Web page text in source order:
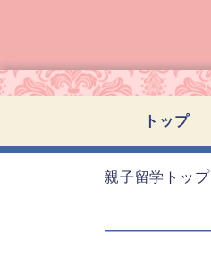
トップ
親子留学トップ